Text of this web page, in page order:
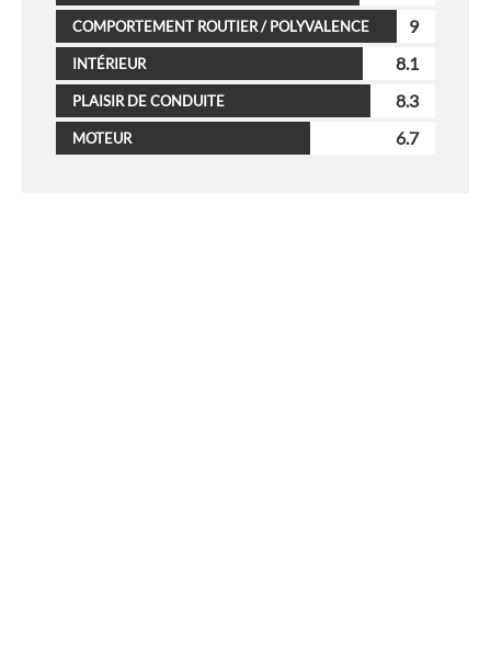
COMPORTEMENT ROUTIER / POLYVALENCE 9
INTÉRIEUR 8.1
PLAISIR DE CONDUITE 8.3
MOTEUR 6.7